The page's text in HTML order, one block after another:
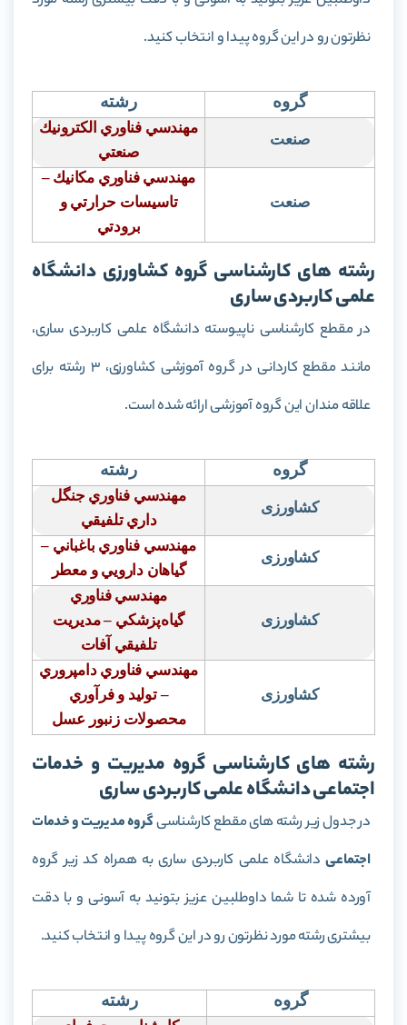
نظرتون رو در این گروه پیدا و انتخاب کنید.
گروه رشته
صنعت
مهندسي فناوري الكترونيك
صنعتي
صنعت
مهندسي فناوري مكانيك –
تاسيسات حرارتي و
برودتي
رشته های کارشناسی گروه کشاورزی دانشگاه
علمی کاربردی ساری
در مقطع کارشناسی ناپیوسته دانشگاه علمی کاربردی ساری،
مانند مقطع کاردانی در گروه آموزشی کشاورزی، 3 رشته برای
علاقه مندان این گروه آموزشی ارائه شده است.
گروه رشته
کشاورزی
مهندسي فناوري جنگل
داري تلفيقي
کشاورزی
مهندسي فناوري باغباني –
گياهان دارويي و معطر
کشاورزی
مهندسي فناوري
گياه‌پزشكي – مديريت
تلفيقي آفات
کشاورزی
مهندسي فناوري دامپروري
– توليد و فرآوري
محصولات زنبور عسل
رشته های کارشناسی گروه مدیریت و خدمات
اجتماعی دانشگاه علمی کاربردی ساری
در جدول زیر رشته های مقطع کارشناسیگروه مدیریت و خدمات
اجتماعیدانشگاه علمی کاربردی ساری به همراه کد زیر گروه
آورده شده تا شما داوطلبین عزیز بتونید به آسونی و با دقت
بیشتری رشته مورد نظرتون رو در این گروه پیدا و انتخاب کنید.
گروه رشته